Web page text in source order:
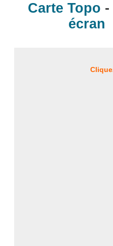
Carte Topo -
écran